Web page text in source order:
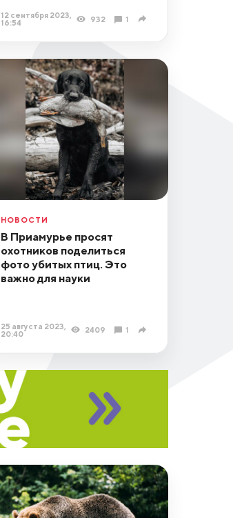
12 сентября 2023,
16:54
932 1
НОВОСТИ
В Приамурье просят
охотников поделиться
фото убитых птиц. Это
важно для науки
25 августа 2023,
20:40
2409 1